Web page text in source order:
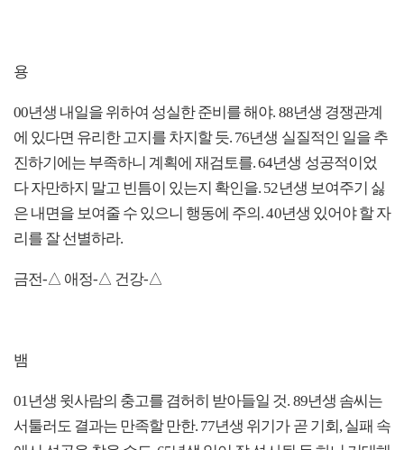
용
00년생 내일을 위하여 성실한 준비를 해야. 88년생 경쟁관계
에 있다면 유리한 고지를 차지할 듯. 76년생 실질적인 일을 추
진하기에는 부족하니 계획에 재검토를. 64년생 성공적이었
다 자만하지 말고 빈틈이 있는지 확인을. 52년생 보여주기 싫
은 내면을 보여줄 수 있으니 행동에 주의. 40년생 있어야 할 자
리를 잘 선별하라.
금전-△ 애정-△ 건강-△
뱀
01년생 윗사람의 충고를 겸허히 받아들일 것. 89년생 솜씨는
서툴러도 결과는 만족할 만한. 77년생 위기가 곧 기회, 실패 속